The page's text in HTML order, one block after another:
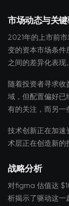
市场动态与关
2021年的上市前
变的资本市场条件
之间的差异化表现。
随着投资者寻求收
域，但配置偏好已
有的关注，而另一
技术创新正在加速
术层正在创造新的
战略分析
对figma 估值达
析揭示了驱动这一